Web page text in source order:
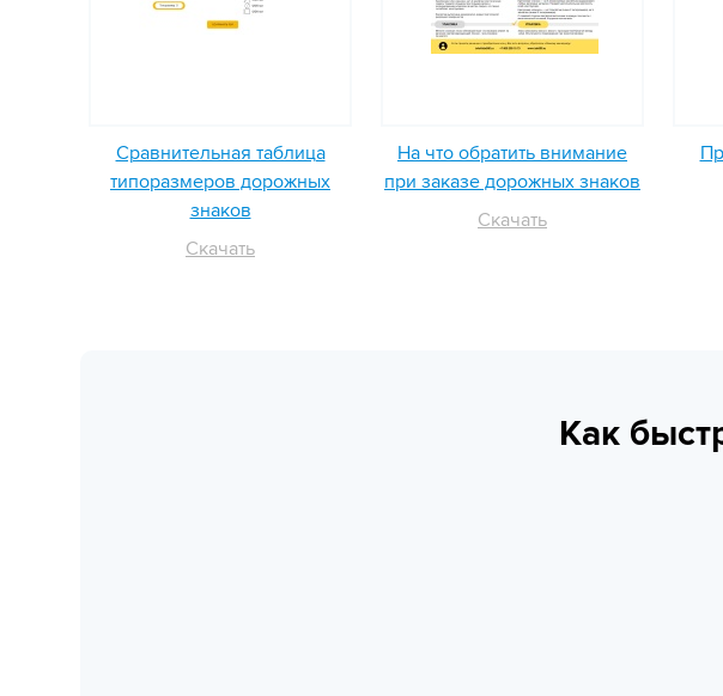
Сравнительная таблица
типоразмеров дорожных
знаков
Скачать
На что обратить внимание
при заказе дорожных знаков
Скачать
Как